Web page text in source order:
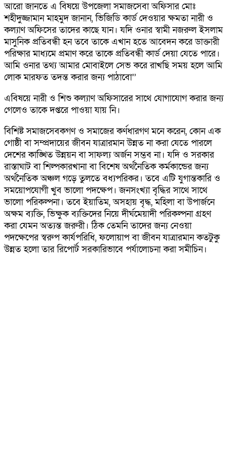
আরো জানতে এ বিষয়ে উপজেলা সমাজসেবা অফিসার মোঃ
শহীদুজ্জামান মাহমুদ জানান, ভিজিডি কার্ড দেওয়ার ক্ষমতা নারী ও
কল্যাণ অফিসের তাদের কাছে যান। যদি ওনার স্বামী নজরুল ইসলাম
মাসুনিক প্রতিবন্ধী হন তবে তাকে এখান হতে আবেদন করে ডাক্তারী
পরিক্ষার মাধ্যমে প্রমাণ করে তাকে প্রতিবন্ধী কার্ড দেয়া যেতে পারে।
আমি ওনার তথ্য আমার মোবাইলে সেভ করে রাখছি সময় হলে আমি
লোক মারফত তদন্ত করার জন্য পাঠাবো’’
এবিষয়ে নারী ও শিশু কল্যাণ অফিসারের সাথে যোগাযোগ করার জন্য
গেলেও তাকে দপ্তরে পাওয়া যায় নি।
বিশিষ্ট সমাজসেবকগণ ও সমাজের কর্ণধারগণ মনে করেন, কোন এক
গোষ্ঠী বা সম্প্রদায়ের জীবন যাত্রারমান উন্নত না করা যেতে পারলে
দেশের কাঙ্খিত উন্নয়ন বা সাফল্য অর্জন সম্ভব না। যদি ও সরকার
রাস্তাঘাট বা শিল্পকারখানা বা বিশেষ অর্থনৈতিক কর্মকান্ডের জন্য
অর্থনৈতিক অঞ্চল গড়ে তুলতে বধ্যপরিকর। তবে এটি যুগান্তকারি ও
সময়োপযোগী খুব ভালো পদক্ষেপ। জনসংখ্যা বৃদ্ধির সাথে সাথে
ভালো পরিকল্পনা। তবে ইয়াতিম, অসহায় বৃদ্ধ, মহিলা বা উপার্জনে
অক্ষম ব্যক্তি, ভিক্ষুক ব্যক্তিদের নিয়ে দীর্ঘমেয়াদী পরিকল্পনা গ্রহণ
করা যেমন অত্যন্ত জরুরী। ঠিক তেমনি তাদের জন্য নেওয়া
পদক্ষেপের স্বরুপ কার্যপরিধি, ফলোয়াপ বা জীবন যাত্রারমান কতটুকু
উন্নত হলো তার রিপোর্ট সরকারিভাবে পর্যালোচনা করা সমীচিন।